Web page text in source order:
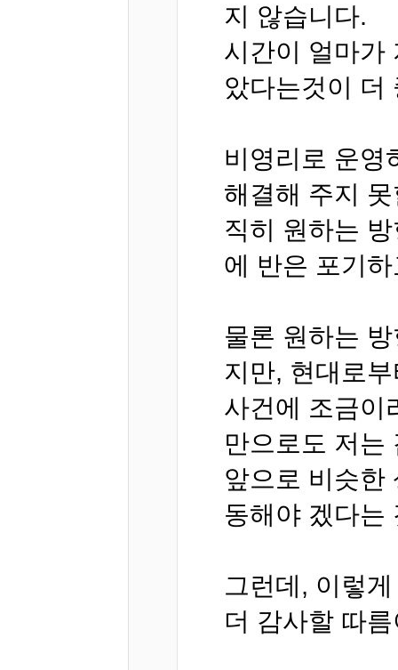
지 않습니다.
시간이 얼마가
았다는것이 더
비영리로 운영
해결해 주지
직히 원하는
에 반은 포기
물론 원하는
지만, 현대로
사건에 조금이
만으로도 저는
앞으로 비슷한
동해야 겠다는
그런데, 이렇
더 감사할 따